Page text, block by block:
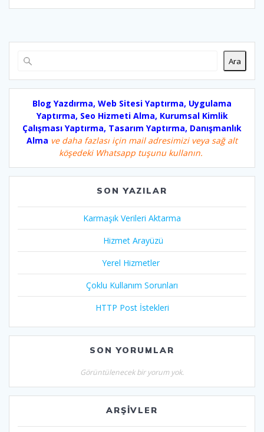
Ara
Blog Yazdırma, Web Sitesi Yaptırma, Uygulama
Yaptırma, Seo Hizmeti Alma, Kurumsal Kimlik
Çalışması Yaptırma, Tasarım Yaptırma, Danışmanlık
Alma ve daha fazlası için mail adresimizi veya sağ alt
köşedeki Whatsapp tuşunu kullanın.
SON YAZILAR
Karmaşık Verileri Aktarma
Hizmet Arayüzü
Yerel Hizmetler
Çoklu Kullanım Sorunları
HTTP Post İstekleri
SON YORUMLAR
Görüntülenecek bir yorum yok.
ARŞIVLER